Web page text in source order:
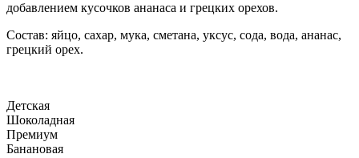
добавлением кусочков ананаса и грецких орехов.
Состав: яйцо, сахар, мука, сметана, уксус, сода, вода, ананас,
грецкий орех.
Детская
Шоколадная
Премиум
Банановая